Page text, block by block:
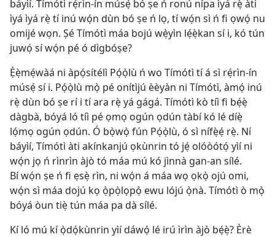
báyìí. Tímótì rẹ́rìn-ín músẹ́ bó ṣe ń ronú nípa ìyá rẹ̀ àti
ìyá ìyá rẹ̀ tí inú wọ́n dùn bó ṣe ń lọ, tí wọ́n sì ń fi ọwọ́ nu
omijé wọn. Ṣé Tímótì máa bojú wẹ̀yìn lẹ́ẹ̀kan sí i, kó tún
juwọ́ sí wọ́n pé ó dìgbóṣe?
Ẹ̀ẹ̀mẹ́wàá ni àpọ́sítélì Pọ́ọ̀lù ń wo Tímótì tí á sì rẹ́rìn-ín
músẹ́ sí i. Pọ́ọ̀lù mọ̀ pé onítìjú èèyàn ni Tímótì, àmọ́ inú
rẹ̀ dùn bó ṣe rí i tí ara rẹ̀ yá gágá. Tímótì kò tíì fi bẹ́ẹ̀
dàgbà, bóyá ló tíì pé ọmọ ogún ọdún tàbí kó lé díẹ̀
lọ́mọ ogún ọdún. Ó bọ̀wọ̀ fún Pọ́ọ̀lù, ó sì nífẹ̀ẹ́ rẹ̀. Ní
báyìí, Tímótì àti akínkanjú ọkùnrin tó jẹ́ olóòótọ́ yìí ni
wọ́n jọ ń rìnrìn àjò tó máa mú kó jìnnà gan-an sílé.
Bí wọ́n ṣe ń fi ẹsẹ̀ rìn, ni wọ́n á máa wọ ọkọ̀ ojú omi,
wọ́n sì máa dojú kọ ọ̀pọ̀lọpọ̀ ewu lójú ọ̀nà. Tímótì ò mọ̀
bóyá òun tiẹ̀ tún máa pa dà sílé.
Kí ló mú kí ọ̀dọ́kùnrin yìí dáwọ́ lé irú ìrìn àjò bẹ́ẹ̀? Èrè